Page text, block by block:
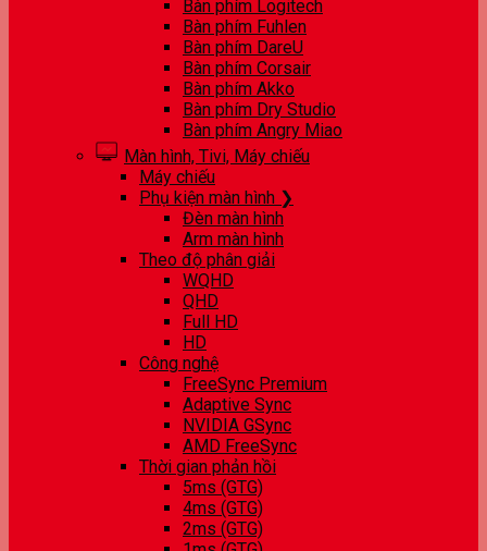
Bàn phím Logitech
Bàn phím Fuhlen
Bàn phím DareU
Bàn phím Corsair
Bàn phím Akko
Bàn phím Dry Studio
Bàn phím Angry Miao
Màn hình, Tivi, Máy chiếu
Máy chiếu
Phụ kiện màn hình ❯
Đèn màn hình
Arm màn hình
Theo độ phân giải
WQHD
QHD
Full HD
HD
Công nghệ
FreeSync Premium
Adaptive Sync
NVIDIA GSync
AMD FreeSync
Thời gian phản hồi
5ms (GTG)
4ms (GTG)
2ms (GTG)